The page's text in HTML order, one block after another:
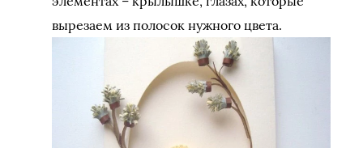
вырезаем из полосок нужного цвета.